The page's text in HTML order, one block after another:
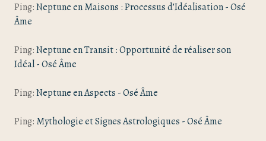
Ping:Neptune en Maisons : Processus d’Idéalisation - Osé
Âme
Ping:Neptune en Transit : Opportunité de réaliser son
Idéal - Osé Âme
Ping:Neptune en Aspects - Osé Âme
Ping: Mythologie et Signes Astrologiques - Osé Âme